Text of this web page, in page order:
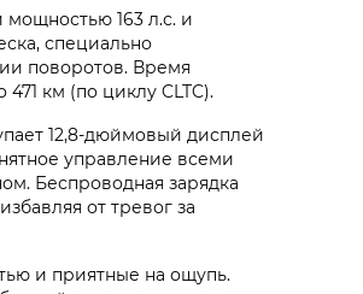
163 л.с. и
специально
поворотов. Время
км (по циклу CLTC).
12,8-дюймовый дисплей
управление всеми
Беспроводная зарядка
от тревог за
и приятные на ощупь.